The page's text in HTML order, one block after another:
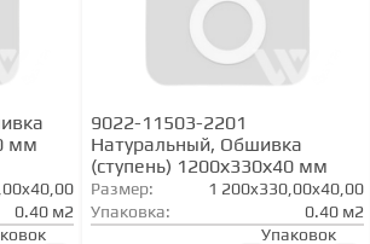
мм
0.40 м2
9022-11503-2201
Натуральный, Обшивка
(ступень) 1200х330х40 мм
Размер:
1 200x330,00x40,00
Упаковка:
0.40 м2
Упаковок